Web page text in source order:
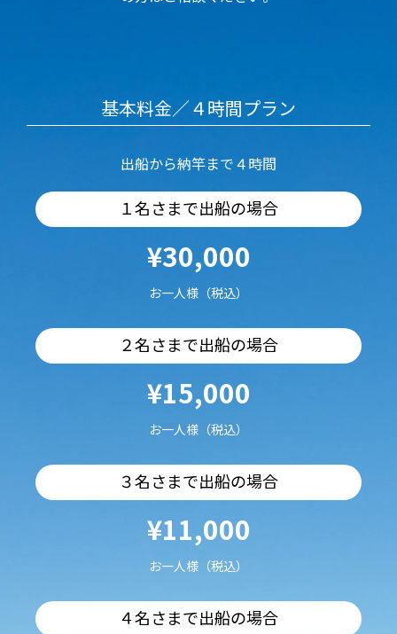
基本料金／４時間プラン
出船から納竿まで４時間
１名さまで出船の場合
¥30,000
お一人様（税込）
２名さまで出船の場合
¥15,000
お一人様（税込）
３名さまで出船の場合
¥11,000
お一人様（税込）
４名さまで出船の場合